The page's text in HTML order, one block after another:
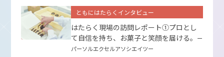
ともにはたらくインタビュー
はたらく現場の訪問レポート①プロとし
て⾃信を持ち、お菓⼦と笑顔を届ける。
ー
パーソルエクセルアソシエイツー